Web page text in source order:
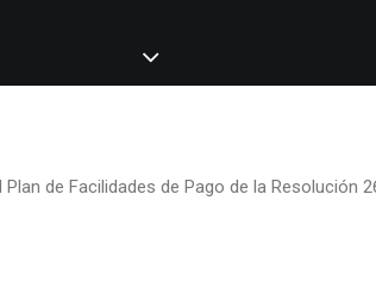
de Facilidades de Pago de la Resolución